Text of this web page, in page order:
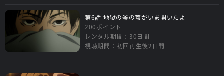
第6話 地獄の釜の蓋がいま開いたよ
200ポイント
レンタル期間：30日間
視聴期間：初回再生後2日間